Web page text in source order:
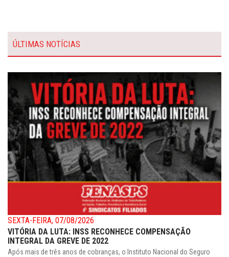
ÚLTIMAS NOTÍCIAS
SEXTA-FEIRA, 07/08/2026
VITÓRIA DA LUTA: INSS RECONHECE COMPENSAÇÃO
INTEGRAL DA GREVE DE 2022
Após mais de três anos de cobranças, o Instituto Nacional do Seguro